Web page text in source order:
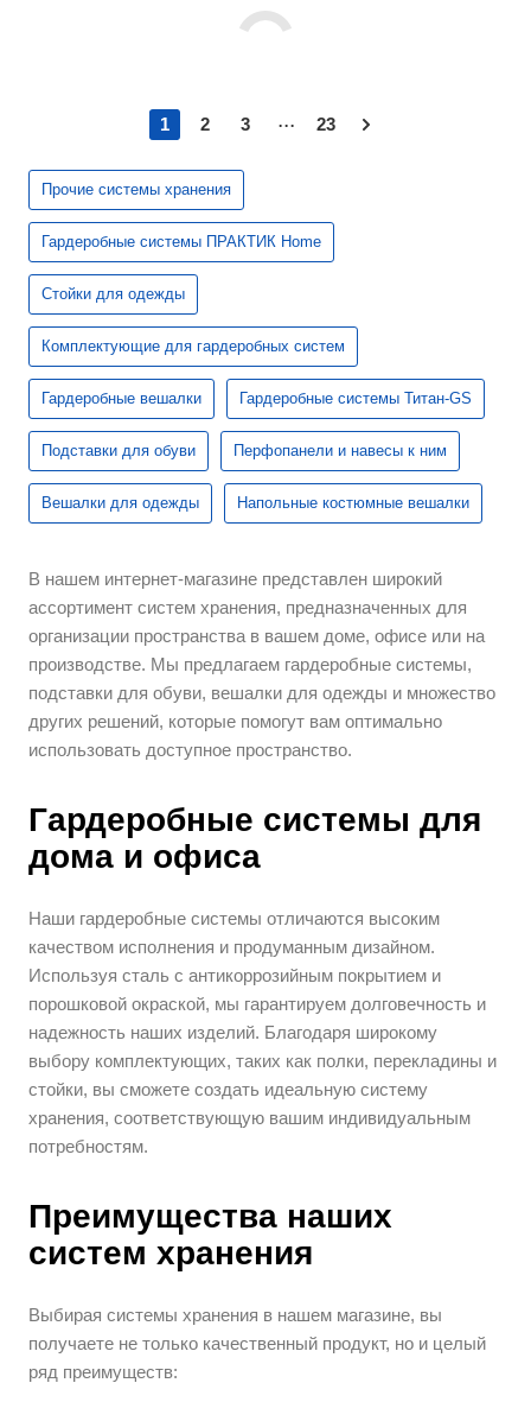
1 2 3 ... 23
Прочие системы хранения
Гардеробные системы ПРАКТИК Home
Стойки для одежды
Комплектующие для гардеробных систем
Гардеробные вешалки Гардеробные системы Титан-GS
Подставки для обуви Перфопанели и навесы к ним
Вешалки для одежды Напольные костюмные вешалки
В нашем интернет-магазине представлен широкий
ассортимент систем хранения, предназначенных для
организации пространства в вашем доме, офисе или на
производстве. Мы предлагаем гардеробные системы,
подставки для обуви, вешалки для одежды и множество
других решений, которые помогут вам оптимально
использовать доступное пространство.
Гардеробные системы для
дома и офиса
Наши гардеробные системы отличаются высоким
качеством исполнения и продуманным дизайном.
Используя сталь с антикоррозийным покрытием и
порошковой окраской, мы гарантируем долговечность и
надежность наших изделий. Благодаря широкому
выбору комплектующих, таких как полки, перекладины и
стойки, вы сможете создать идеальную систему
хранения, соответствующую вашим индивидуальным
потребностям.
Преимущества наших
систем хранения
Выбирая системы хранения в нашем магазине, вы
получаете не только качественный продукт, но и целый
ряд преимуществ: